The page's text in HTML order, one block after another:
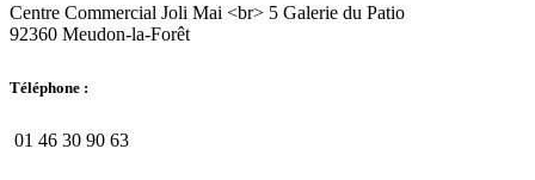
Centre Commercial Joli Mai <br> 5 Galerie du Patio
92360 Meudon-la-Forêt
Téléphone :
01 46 30 90 63